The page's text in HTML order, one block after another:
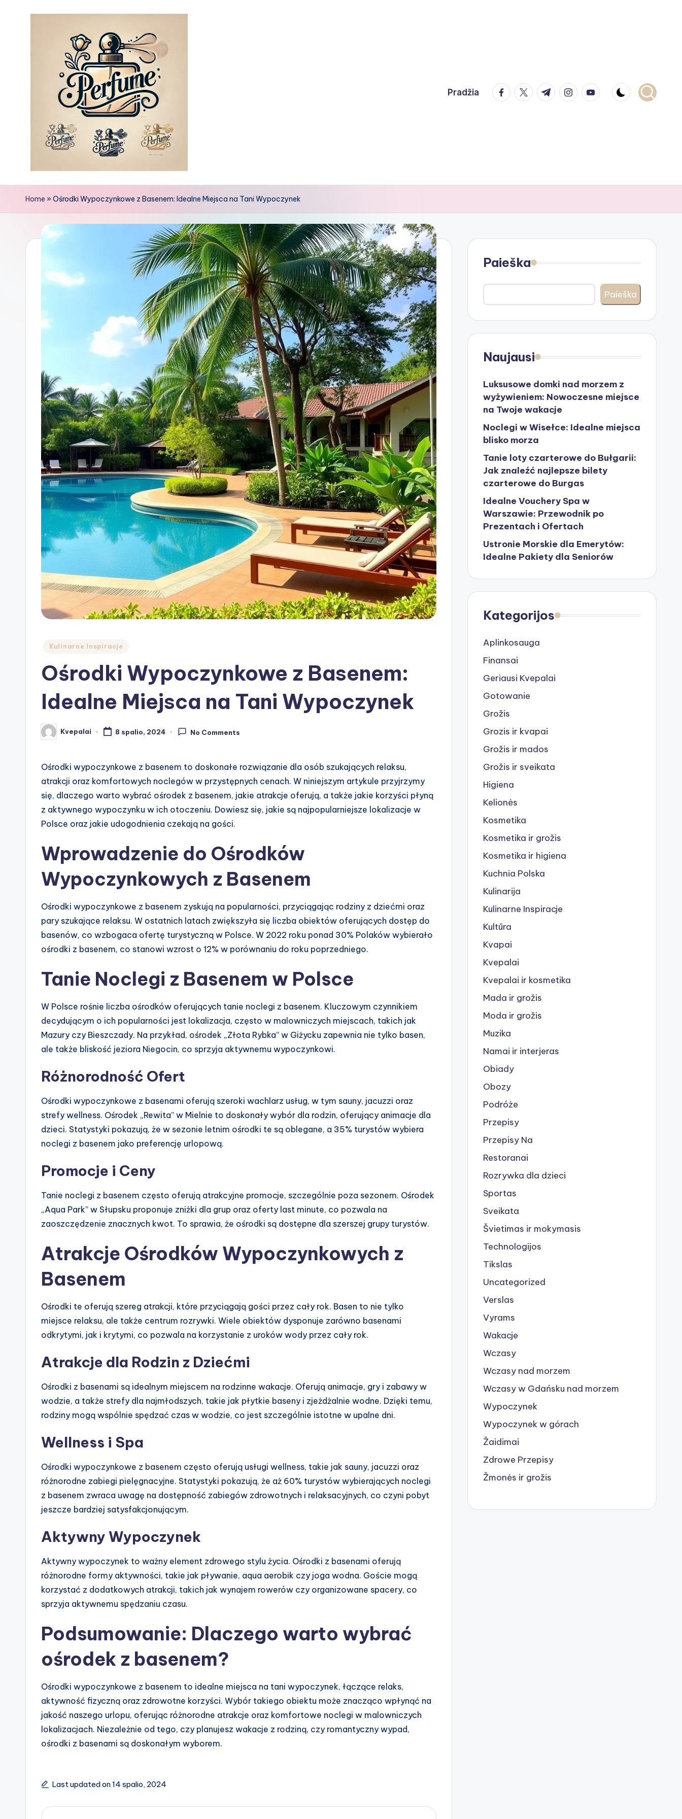
Pradžia facebook.com
twitter.com
t.me instagram.com
youtube.com
Home »Ośrodki Wypoczynkowe z Basenem: Idealne Miejsca na Tani Wypoczynek
Posted
Kulinarne Inspiracje
Ośrodki Wypoczynkowe z Basenem:
Idealne Miejsca na Tani Wypoczynek
Posted
by
Kvepalai 8 spalio, 2024 No Comments
Ośrodki wypoczynkowe z basenem to doskonałe rozwiązanie dla osób szukających relaksu,
atrakcji oraz komfortowych noclegów w przystępnych cenach. W niniejszym artykule przyjrzymy
się, dlaczego warto wybrać ośrodek z basenem, jakie atrakcje oferują, a także jakie korzyści płyną
z aktywnego wypoczynku w ich otoczeniu. Dowiesz się, jakie są najpopularniejsze lokalizacje w
Polsce oraz jakie udogodnienia czekają na gości.
Wprowadzenie do Ośrodków
Wypoczynkowych z Basenem
Ośrodki wypoczynkowe z basenem zyskują na popularności, przyciągając rodziny z dziećmi oraz
pary szukające relaksu. W ostatnich latach zwiększyła się liczba obiektów oferujących dostęp do
basenów, co wzbogaca ofertę turystyczną w Polsce. W 2022 roku ponad 30% Polaków wybierało
ośrodki z basenem, co stanowi wzrost o 12% w porównaniu do roku poprzedniego.
Tanie Noclegi z Basenem w Polsce
W Polsce rośnie liczba ośrodków oferujących tanie noclegi z basenem. Kluczowym czynnikiem
decydującym o ich popularności jest lokalizacja, często w malowniczych miejscach, takich jak
Mazury czy Bieszczady. Na przykład, ośrodek „Złota Rybka” w Giżycku zapewnia nie tylko basen,
ale także bliskość jeziora Niegocin, co sprzyja aktywnemu wypoczynkowi.
Różnorodność Ofert
Ośrodki wypoczynkowe z basenami oferują szeroki wachlarz usług, w tym sauny, jacuzzi oraz
strefy wellness. Ośrodek „Rewita” w Mielnie to doskonały wybór dla rodzin, oferujący animacje dla
dzieci. Statystyki pokazują, że w sezonie letnim ośrodki te są oblegane, a 35% turystów wybiera
noclegi z basenem jako preferencję urlopową.
Promocje i Ceny
Tanie noclegi z basenem często oferują atrakcyjne promocje, szczególnie poza sezonem. Ośrodek
„Aqua Park” w Słupsku proponuje zniżki dla grup oraz oferty last minute, co pozwala na
zaoszczędzenie znacznych kwot. To sprawia, że ośrodki są dostępne dla szerszej grupy turystów.
Atrakcje Ośrodków Wypoczynkowych z
Basenem
Ośrodki te oferują szereg atrakcji, które przyciągają gości przez cały rok. Basen to nie tylko
miejsce relaksu, ale także centrum rozrywki. Wiele obiektów dysponuje zarówno basenami
odkrytymi, jak i krytymi, co pozwala na korzystanie z uroków wody przez cały rok.
Atrakcje dla Rodzin z Dziećmi
Ośrodki z basenami są idealnym miejscem na rodzinne wakacje. Oferują animacje, gry i zabawy w
wodzie, a także strefy dla najmłodszych, takie jak płytkie baseny i zjeżdżalnie wodne. Dzięki temu,
rodziny mogą wspólnie spędzać czas w wodzie, co jest szczególnie istotne w upalne dni.
Wellness i Spa
Ośrodki wypoczynkowe z basenem często oferują usługi wellness, takie jak sauny, jacuzzi oraz
różnorodne zabiegi pielęgnacyjne. Statystyki pokazują, że aż 60% turystów wybierających noclegi
z basenem zwraca uwagę na dostępność zabiegów zdrowotnych i relaksacyjnych, co czyni pobyt
jeszcze bardziej satysfakcjonującym.
Aktywny Wypoczynek
Aktywny wypoczynek to ważny element zdrowego stylu życia. Ośrodki z basenami oferują
różnorodne formy aktywności, takie jak pływanie, aqua aerobik czy joga wodna. Goście mogą
korzystać z dodatkowych atrakcji, takich jak wynajem rowerów czy organizowane spacery, co
sprzyja aktywnemu spędzaniu czasu.
Podsumowanie: Dlaczego warto wybrać
ośrodek z basenem?
Ośrodki wypoczynkowe z basenem to idealne miejsca na tani wypoczynek, łączące relaks,
aktywność fizyczną oraz zdrowotne korzyści. Wybór takiego obiektu może znacząco wpłynąć na
jakość naszego urlopu, oferując różnorodne atrakcje oraz komfortowe noclegi w malowniczych
lokalizacjach. Niezależnie od tego, czy planujesz wakacje z rodziną, czy romantyczny wypad,
ośrodki z basenami są doskonałym wyborem.
Last updated on 14 spalio, 2024
Paieška
Paieška
Naujausi
Luksusowe domki nad morzem z
wyżywieniem: Nowoczesne miejsce
na Twoje wakacje
Noclegi w Wisełce: Idealne miejsca
blisko morza
Tanie loty czarterowe do Bułgarii:
Jak znaleźć najlepsze bilety
czarterowe do Burgas
Idealne Vouchery Spa w
Warszawie: Przewodnik po
Prezentach i Ofertach
Ustronie Morskie dla Emerytów:
Idealne Pakiety dla Seniorów
Kategorijos
Aplinkosauga
Finansai
Geriausi Kvepalai
Gotowanie
Grožis
Grozis ir kvapai
Grožis ir mados
Grožis ir sveikata
Higiena
Kelionės
Kosmetika
Kosmetika ir grožis
Kosmetika ir higiena
Kuchnia Polska
Kulinarija
Kulinarne Inspiracje
Kultūra
Kvapai
Kvepalai
Kvepalai ir kosmetika
Mada ir grožis
Moda ir grožis
Muzika
Namai ir interjeras
Obiady
Obozy
Podróże
Przepisy
Przepisy Na
Restoranai
Rozrywka dla dzieci
Sportas
Sveikata
Švietimas ir mokymasis
Technologijos
Tikslas
Uncategorized
Verslas
Vyrams
Wakacje
Wczasy
Wczasy nad morzem
Wczasy w Gdańsku nad morzem
Wypoczynek
Wypoczynek w górach
Žaidimai
Zdrowe Przepisy
Žmonės ir grožis